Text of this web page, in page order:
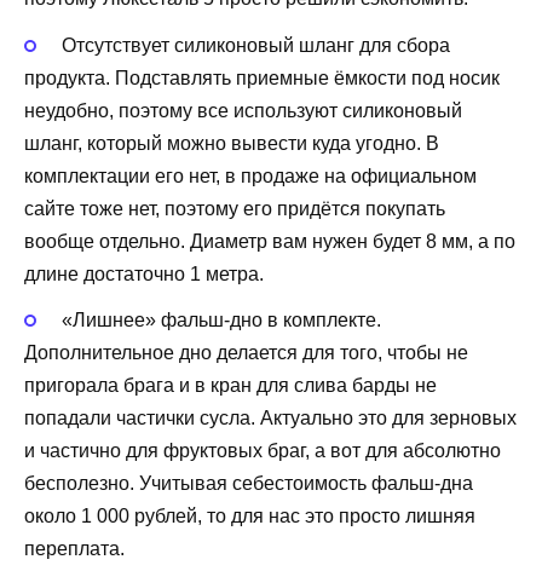
Отсутствует силиконовый шланг для сбора
продукта. Подставлять приемные ёмкости под носик
неудобно, поэтому все используют силиконовый
шланг, который можно вывести куда угодно. В
комплектации его нет, в продаже на официальном
сайте тоже нет, поэтому его придётся покупать
вообще отдельно. Диаметр вам нужен будет 8 мм, а по
длине достаточно 1 метра.
«Лишнее» фальш-дно в комплекте.
Дополнительное дно делается для того, чтобы не
пригорала брага и в кран для слива барды не
попадали частички сусла. Актуально это для зерновых
и частично для фруктовых браг, а вот для абсолютно
бесполезно. Учитывая себестоимость фальш-дна
около 1 000 рублей, то для нас это просто лишняя
переплата.